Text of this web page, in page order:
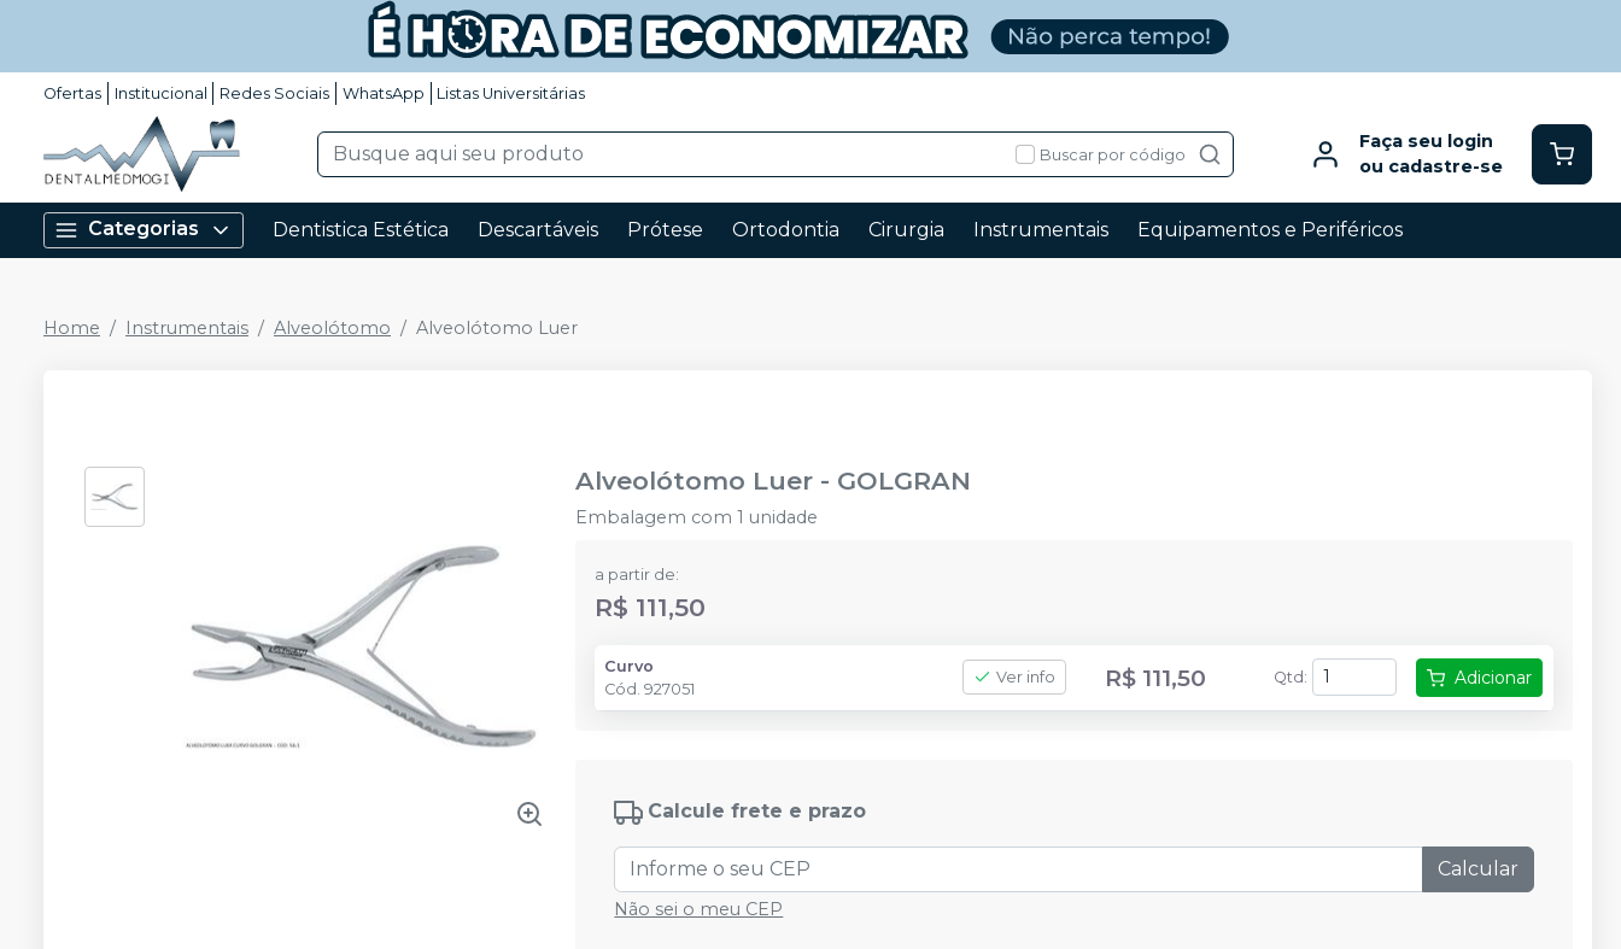
Ofertas Institucional Redes Sociais WhatsApp Listas Universitárias
Buscar por código
Faça seu login
ou cadastre-se
Categorias Dentistica Estética Descartáveis Prótese Ortodontia Cirurgia Instrumentais Equipamentos e Periféricos
Home Instrumentais Alveolótomo Alveolótomo Luer
Alveolótomo Luer - GOLGRAN
Embalagem com 1 unidade
a partir de:
R$ 111,50
Curvo
Cód.927051
Ver info R$ 111,50 Qtd : Adicionar
Calcule frete e prazo
Calcular
Não sei o meu CEP